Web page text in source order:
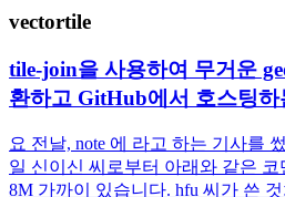
vectortile
tile-join을 사용하여 무거운
환하고 GitHub에서 호스팅하
요 전날, note 에 라고 하는 기사를
일 신이신 씨로부터 아래와 같은 코
8M 가까이 있습니다. hfu 씨가 쓴 것